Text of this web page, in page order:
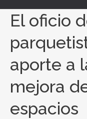
El oficio
aporte a
mejora
espacios